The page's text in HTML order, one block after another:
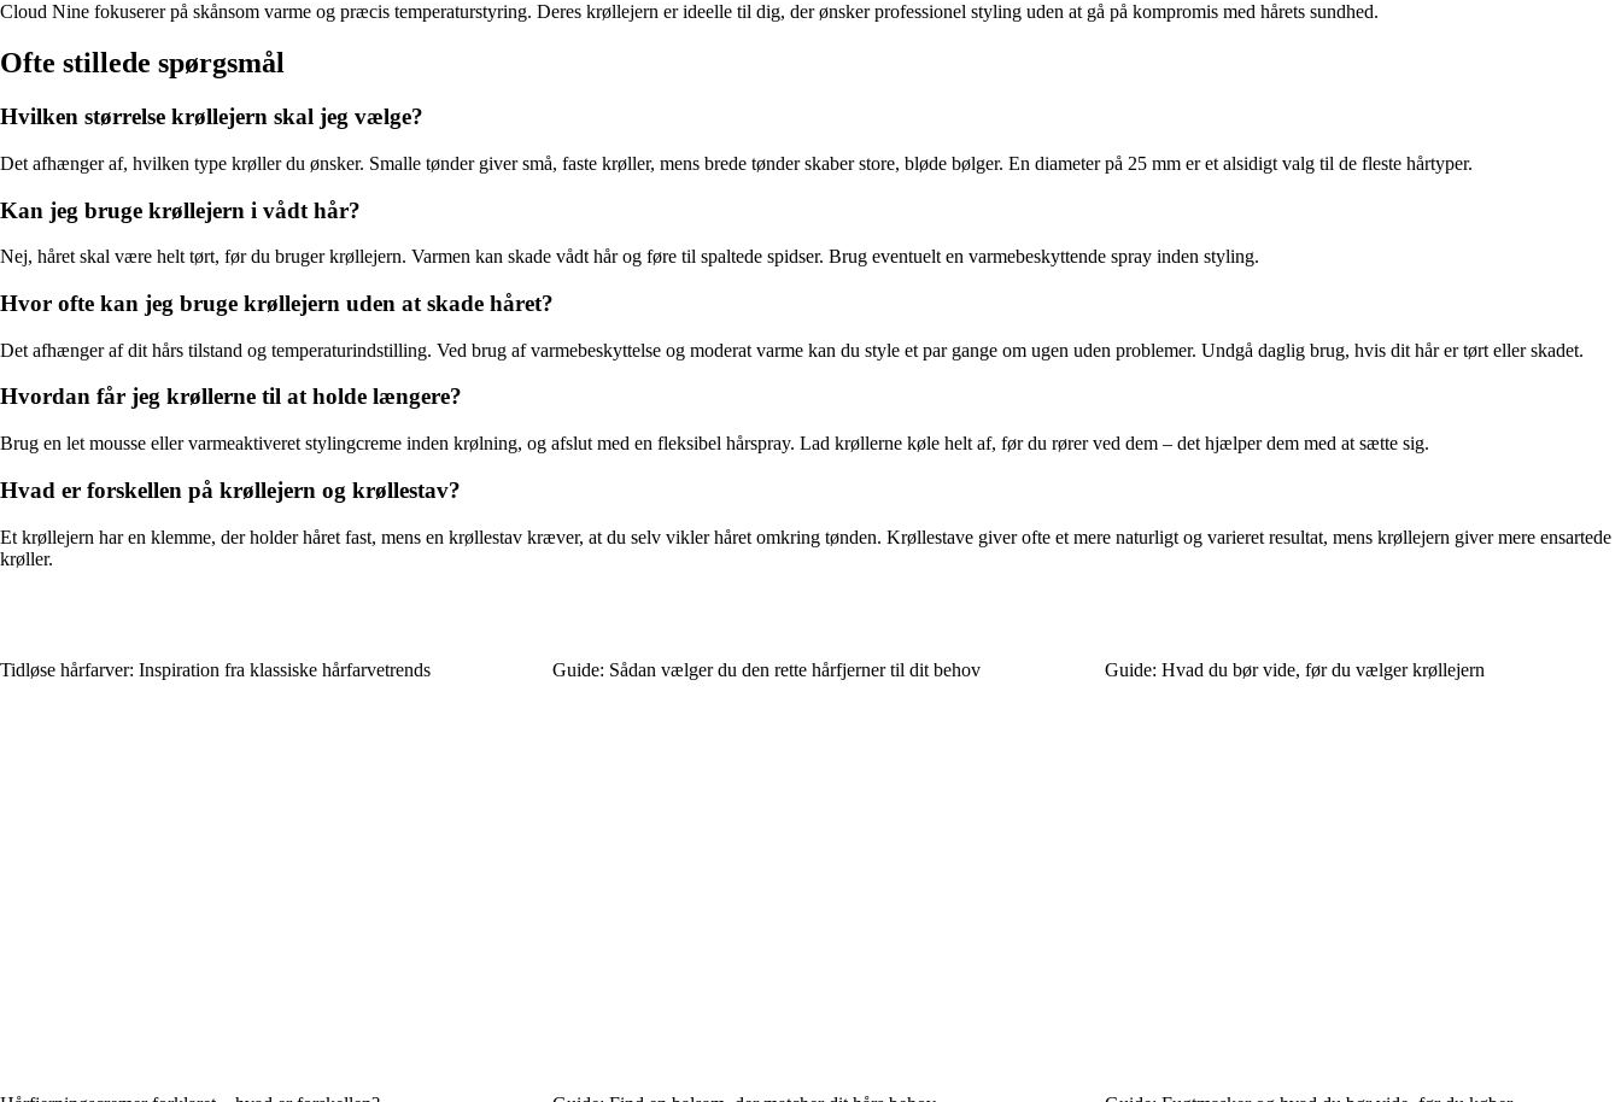
Cloud Nine fokuserer på skånsom varme og præcis temperaturstyring. Deres krøllejern er ideelle til dig, der ønsker professionel styling uden at gå på kompromis med hårets sundhed.
Ofte stillede spørgsmål
Hvilken størrelse krøllejern skal jeg vælge?
Det afhænger af, hvilken type krøller du ønsker. Smalle tønder giver små, faste krøller, mens brede tønder skaber store, bløde bølger. En diameter på 25 mm er et alsidigt valg til de fleste hårtyper.
Kan jeg bruge krøllejern i vådt hår?
Nej, håret skal være helt tørt, før du bruger krøllejern. Varmen kan skade vådt hår og føre til spaltede spidser. Brug eventuelt en varmebeskyttende spray inden styling.
Hvor ofte kan jeg bruge krøllejern uden at skade håret?
Det afhænger af dit hårs tilstand og temperaturindstilling. Ved brug af varmebeskyttelse og moderat varme kan du style et par gange om ugen uden problemer. Undgå daglig brug, hvis dit hår er tørt eller skadet.
Hvordan får jeg krøllerne til at holde længere?
Brug en let mousse eller varmeaktiveret stylingcreme inden krølning, og afslut med en fleksibel hårspray. Lad krøllerne køle helt af, før du rører ved dem – det hjælper dem med at sætte sig.
Hvad er forskellen på krøllejern og krøllestav?
Et krøllejern har en klemme, der holder håret fast, mens en krøllestav kræver, at du selv vikler håret omkring tønden. Krøllestave giver ofte et mere naturligt og varieret resultat, mens krøllejern giver mere ensartede
krøller.
Tidløse hårfarver: Inspiration fra klassiske hårfarvetrends Guide: Sådan vælger du den rette hårfjerner til dit behov Guide: Hvad du bør vide, før du vælger krøllejern